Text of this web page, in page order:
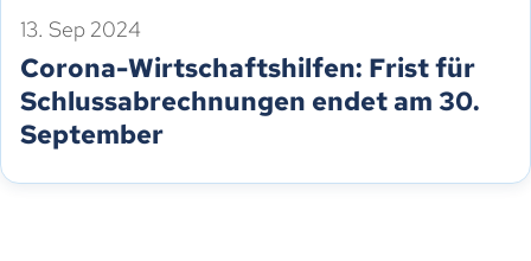
13. Sep 2024
Corona-Wirtschaftshilfen: Frist für
Schlussabrechnungen endet am 30.
September